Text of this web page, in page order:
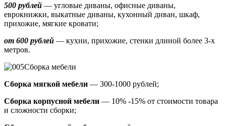
500 рублей — угловые диваны, офисные диваны,
еврокнижки, выкатные диваны, кухонный диван, шкаф,
прихожие, мягкие кровати;
от 600 рублей — кухни, прихожие, стенки длиной более 3-х
метров.
Сборка мебели
Сборка мягкой мебели — 300-1000 рублей;
Сборка корпусной мебели — 10% -15% от стоимости товара
и сложности сборки;